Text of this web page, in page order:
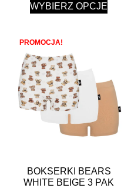
WYBIERZ OPCJE
PROMOCJA!
BOKSERKI BEARS
WHITE BEIGE 3 PAK